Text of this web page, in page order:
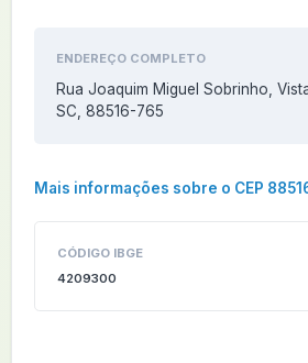
ENDEREÇO COMPLETO
Rua Joaquim Miguel Sobrinho,
SC, 88516-765
Mais informações sobre o CEP
CÓDIGO IBGE
4209300